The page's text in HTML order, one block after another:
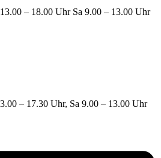
– 18.00 Uhr Sa 9.00 – 13.00 Uhr
– 17.30 Uhr, Sa 9.00 – 13.00 Uhr